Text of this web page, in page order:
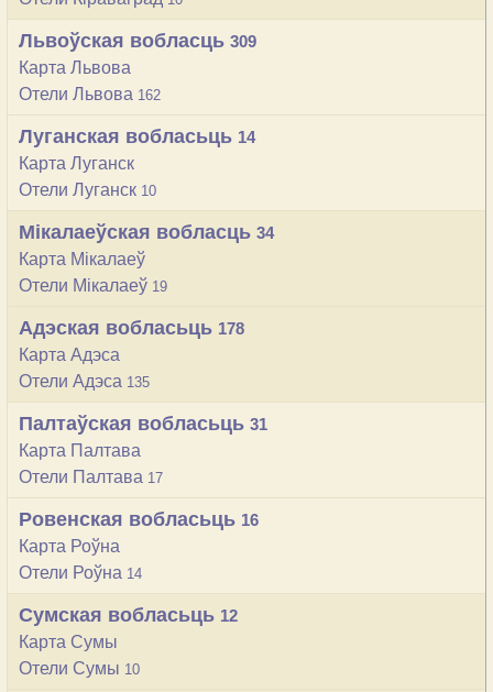
Львоўская вобласць 309
Карта Львова
Отели Львова 162
Луганская вобласьць 14
Карта Луганск
Отели Луганск 10
Мікалаеўская вобласць 34
Карта Мікалаеў
Отели Мікалаеў 19
Адэская вобласьць 178
Карта Адэса
Отели Адэса 135
Палтаўская вобласьць 31
Карта Палтава
Отели Палтава 17
Ровенская вобласьць 16
Карта Роўна
Отели Роўна 14
Сумская вобласьць 12
Карта Сумы
Отели Сумы 10